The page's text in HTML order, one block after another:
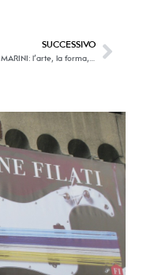
SUCCESSIVO